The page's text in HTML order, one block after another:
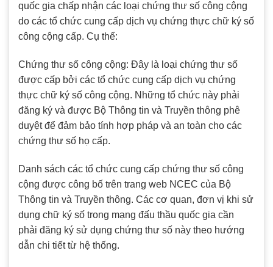
quốc gia chấp nhận các loại chứng thư số công cộng
do các tổ chức cung cấp dịch vụ chứng thực chữ ký số
công cộng cấp. Cụ thể:
Chứng thư số công cộng: Đây là loại chứng thư số
được cấp bởi các tổ chức cung cấp dịch vụ chứng
thực chữ ký số công cộng. Những tổ chức này phải
đăng ký và được Bộ Thông tin và Truyền thông phê
duyệt để đảm bảo tính hợp pháp và an toàn cho các
chứng thư số họ cấp.
Danh sách các tổ chức cung cấp chứng thư số công
cộng được công bố trên trang web NCEC của Bộ
Thông tin và Truyền thông. Các cơ quan, đơn vị khi sử
dụng chữ ký số trong mạng đấu thầu quốc gia cần
phải đăng ký sử dụng chứng thư số này theo hướng
dẫn chi tiết từ hệ thống.